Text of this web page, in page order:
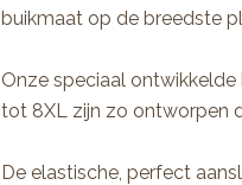
buikmaat op de breedste
Onze speciaal
tot 8XL zijn zo ontworpen
De elastische, perfect